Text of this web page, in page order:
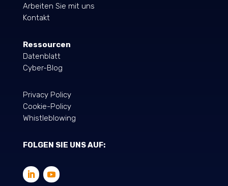
Arbeiten Sie mit uns
Kontakt
Ressourcen
Datenblatt
Cyber-Blog
Privacy Policy
Cookie-Policy
Whistleblowing
FOLGEN SIE UNS AUF: